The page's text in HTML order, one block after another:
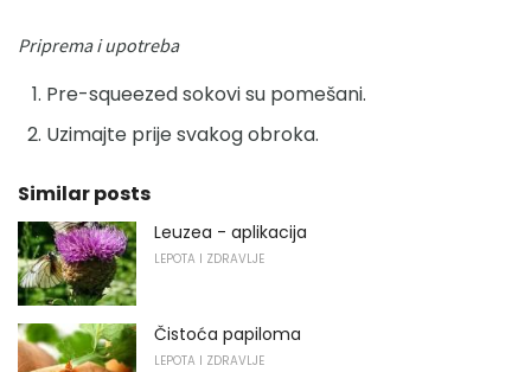
Priprema i upotreba
Pre-squeezed sokovi su pomešani.
Uzimajte prije svakog obroka.
Similar posts
Leuzea - ​​aplikacija
LEPOTA I ZDRAVLJE
Čistoća papiloma
LEPOTA I ZDRAVLJE